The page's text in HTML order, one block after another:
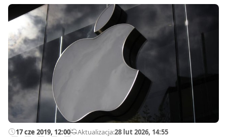
17 cze 2019, 12:00—Aktualizacja:28 lut 2026, 14:55